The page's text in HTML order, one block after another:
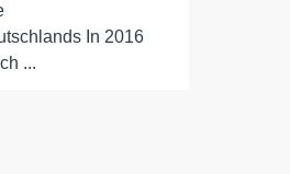
In 2016
...